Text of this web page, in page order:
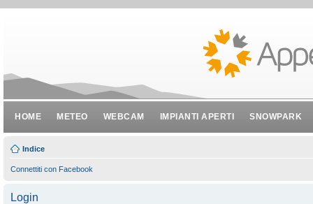
HOME METEO WEBCAM IMPIANTI APERTI SNOWPARK
Indice
Connettiti con Facebook
Login